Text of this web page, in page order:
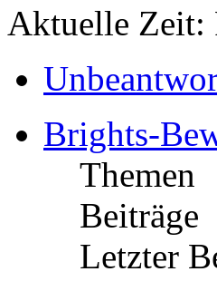
Aktuelle Zeit:
Brights-
Themen
Beiträge
Letzter